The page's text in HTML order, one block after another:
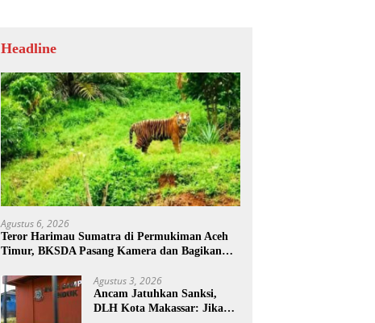
Headline
Agustus 6, 2026
Teror Harimau Sumatra di Permukiman Aceh
Timur, BKSDA Pasang Kamera dan Bagikan
Agustus 3, 2026
Ancam Jatuhkan Sanksi,
DLH Kota Makassar: Jika